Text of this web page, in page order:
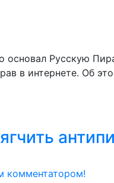
основал Русскую
в интернете. Об
комментатором!